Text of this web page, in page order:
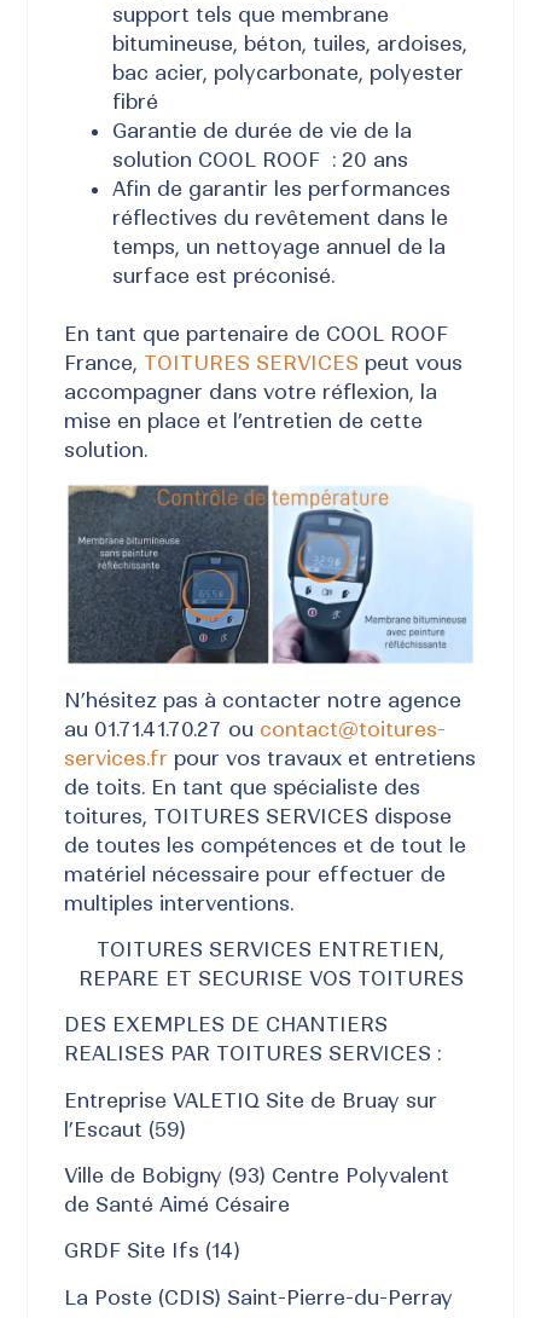
support tels que membrane
bitumineuse, béton, tuiles, ardoises,
bac acier, polycarbonate, polyester
fibré
Garantie de durée de vie de la
solution COOL ROOF : 20 ans
Afin de garantir les performances
réflectives du revêtement dans le
temps, un nettoyage annuel de la
surface est préconisé.
En tant que partenaire de COOL ROOF
France, TOITURES SERVICES peut vous
accompagner dans votre réflexion, la
mise en place et l’entretien de cette
solution.
N’hésitez pas à contacter notre agence
au 01.71.41.70.27 ou contact@toitures-
services.fr pour vos travaux et entretiens
de toits. En tant que spécialiste des
toitures, TOITURES SERVICES dispose
de toutes les compétences et de tout le
matériel nécessaire pour effectuer de
multiples interventions.
TOITURES SERVICES ENTRETIEN,
REPARE ET SECURISE VOS TOITURES
DES EXEMPLES DE CHANTIERS
REALISES PAR TOITURES SERVICES :
Entreprise VALETIQ Site de Bruay sur
l’Escaut (59)
Ville de Bobigny (93) Centre Polyvalent
de Santé Aimé Césaire
GRDF Site Ifs (14)
La Poste (CDIS) Saint-Pierre-du-Perray